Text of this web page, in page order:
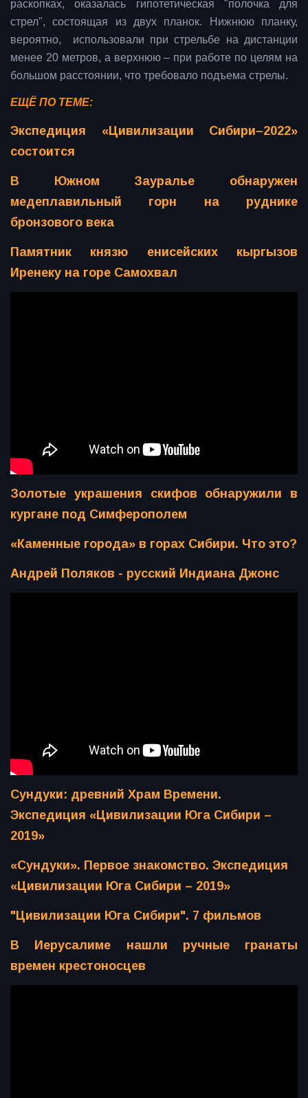
раскопках, оказалась гипотетическая "полочка для
стрел", состоящая из двух планок. Нижнюю планку,
вероятно, использовали при стрельбе на дистанции
менее 20 метров, а верхнюю – при работе по целям на
большом расстоянии, что требовало подъема стрелы.
ЕЩЁ ПО ТЕМЕ:
Экспедиция «Цивилизации Сибири–2022»
состоится
В Южном Зауралье обнаружен
медеплавильный горн на руднике
бронзового века
Памятник князю енисейских кыргызов
Иренеку на горе Самохвал
Золотые украшения скифов обнаружили в
кургане под Симферополем
«Каменные города» в горах Сибири. Что это?
Андрей Поляков - русский Индиана Джонс
Сундуки: древний Храм Времени.
Экспедиция «Цивилизации Юга Сибири –
2019»
«Сундуки». Первое знакомство. Экспедиция
«Цивилизации Юга Сибири – 2019»
"Цивилизации Юга Сибири". 7 фильмов
В Иерусалиме нашли ручные гранаты
времен крестоносцев